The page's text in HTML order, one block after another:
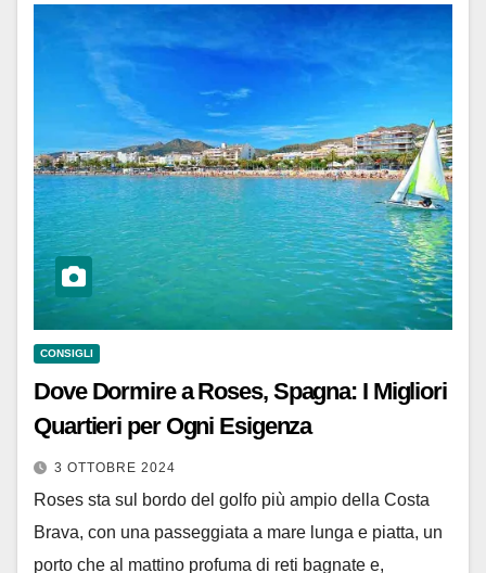
CONSIGLI
Dove Dormire a Roses, Spagna: I Migliori
Quartieri per Ogni Esigenza
3 OTTOBRE 2024
Roses sta sul bordo del golfo più ampio della Costa
Brava, con una passeggiata a mare lunga e piatta, un
porto che al mattino profuma di reti bagnate e,